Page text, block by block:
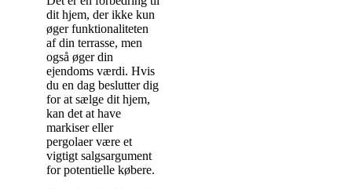
dit hjem, der ikke kun
øger funktionaliteten
af din terrasse, men
også øger din
ejendoms værdi. Hvis
du en dag beslutter dig
for at sælge dit hjem,
kan det at have
markiser eller
pergolaer være et
vigtigt salgsargument
for potentielle købere.